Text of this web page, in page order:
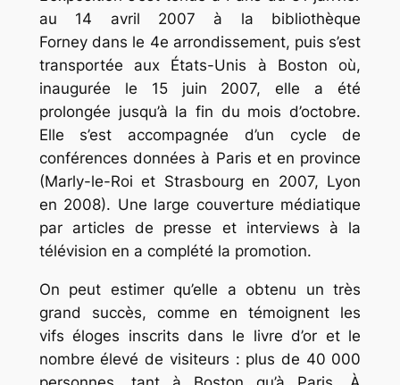
au 14 avril 2007 à la bibliothèque
Forney dans le 4e arrondissement, puis s’est
transportée aux États-Unis à Boston où,
inaugurée le 15 juin 2007, elle a été
prolongée jusqu’à la fin du mois d’octobre.
Elle s’est accompagnée d’un cycle de
conférences données à Paris et en province
(Marly-le-Roi et Strasbourg en 2007, Lyon
en 2008). Une large couverture médiatique
par articles de presse et interviews à la
télévision en a complété la promotion.
On peut estimer qu’elle a obtenu un très
grand succès, comme en témoignent les
vifs éloges inscrits dans le livre d’or et le
nombre élevé de visiteurs : plus de 40 000